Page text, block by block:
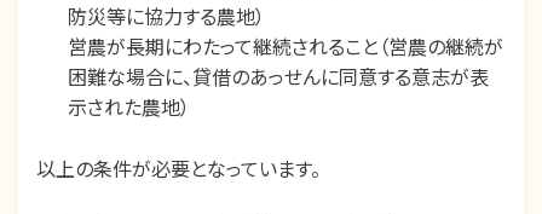
防災等に協力する農地）
営農が長期にわたって継続されること（営農の継続が
困難な場合に、貸借のあっせんに同意する意志が表
示された農地）
以上の条件が必要となっています。